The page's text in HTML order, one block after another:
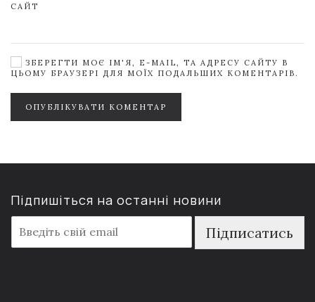
САЙТ
ЗБЕРЕГТИ МОЄ ІМ'Я, E-MAIL, ТА АДРЕСУ САЙТУ В
ЦЬОМУ БРАУЗЕРІ ДЛЯ МОЇХ ПОДАЛЬШИХ КОМЕНТАРІВ.
ОПУБЛІКУВАТИ КОМЕНТАР
Підпишіться на останні новини
m
a
Підписатись